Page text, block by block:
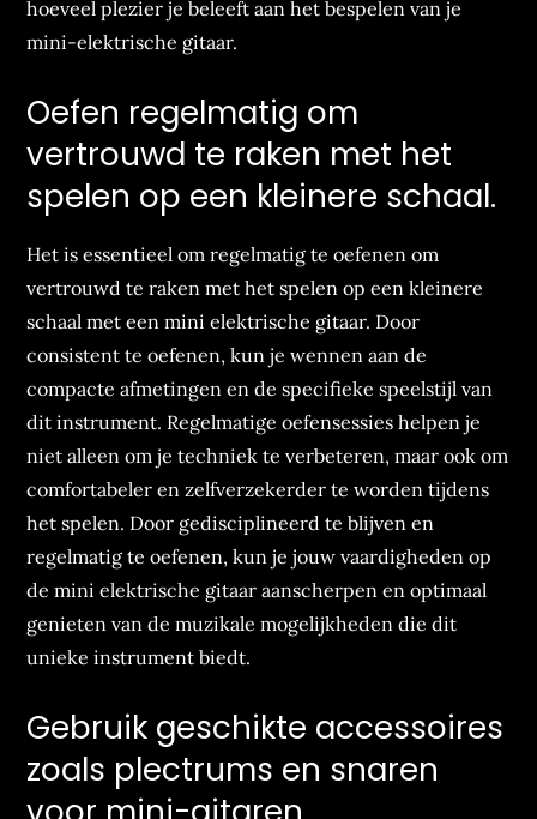
hoeveel plezier je beleeft aan het bespelen van je
mini-elektrische gitaar.
Oefen regelmatig om
vertrouwd te raken met het
spelen op een kleinere schaal.
Het is essentieel om regelmatig te oefenen om
vertrouwd te raken met het spelen op een kleinere
schaal met een mini elektrische gitaar. Door
consistent te oefenen, kun je wennen aan de
compacte afmetingen en de specifieke speelstijl van
dit instrument. Regelmatige oefensessies helpen je
niet alleen om je techniek te verbeteren, maar ook om
comfortabeler en zelfverzekerder te worden tijdens
het spelen. Door gedisciplineerd te blijven en
regelmatig te oefenen, kun je jouw vaardigheden op
de mini elektrische gitaar aanscherpen en optimaal
genieten van de muzikale mogelijkheden die dit
unieke instrument biedt.
Gebruik geschikte accessoires
zoals plectrums en snaren